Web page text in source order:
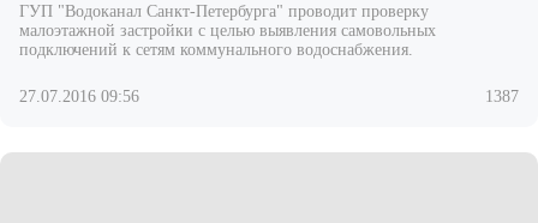
ГУП "Водоканал Санкт-Петербурга" проводит проверку
малоэтажной застройки с целью выявления самовольных
подключений к сетям коммунального водоснабжения.
27.07.2016 09:56 1387